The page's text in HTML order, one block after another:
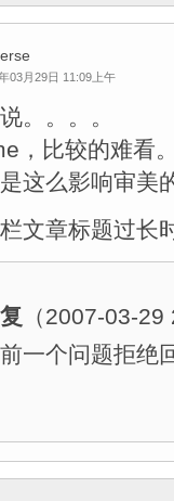
03月29日 11:09上午
。。。。
，比较的难看。
这么影响审美
文章标题过长
（2007-03-29
一个问题拒绝